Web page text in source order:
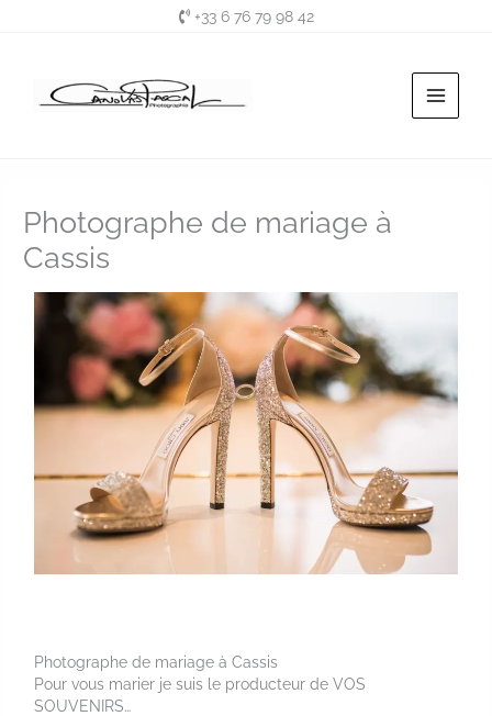
+33 6 76 79 98 42
Photographe de mariage à
Cassis
Photographe de mariage à Cassis
Pour vous marier je suis le producteur de VOS
SOUVENIRS…